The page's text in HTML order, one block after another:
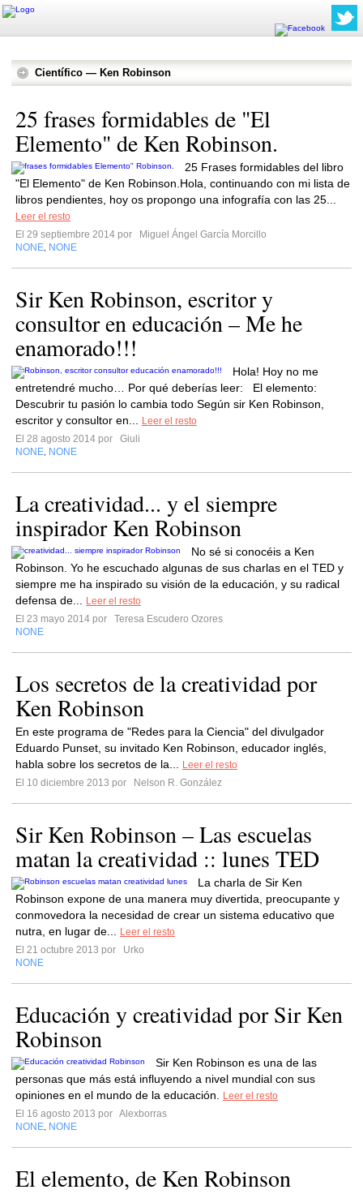
Científico — Ken Robinson
25 frases formidables de "El
Elemento" de Ken Robinson.
25 Frases formidables del libro
"El Elemento" de Ken Robinson.Hola, continuando con mi lista de
libros pendientes, hoy os propongo una infografía con las 25...
Leer el resto
El 29 septiembre 2014 por
Miguel Ángel García Morcillo
NONE NONE
Sir Ken Robinson, escritor y
consultor en educación – Me he
enamorado!!!
Hola! Hoy no me
entretendré mucho… Por qué deberías leer: El elemento:
Descubrir tu pasión lo cambia todo Según sir Ken Robinson,
escritor y consultor en...
Leer el resto
El 28 agosto 2014 por
Giuli
NONE NONE
La creatividad... y el siempre
inspirador Ken Robinson
No sé si conocéis a Ken
Robinson. Yo he escuchado algunas de sus charlas en el TED y
siempre me ha inspirado su visión de la educación, y su radical
defensa de...
Leer el resto
El 23 mayo 2014 por
Teresa Escudero Ozores
NONE
Los secretos de la creatividad por
Ken Robinson
En este programa de "Redes para la Ciencia" del divulgador
Eduardo Punset, su invitado Ken Robinson, educador inglés,
habla sobre los secretos de la...
Leer el resto
El 10 diciembre 2013 por
Nelson R. González
Sir Ken Robinson – Las escuelas
matan la creatividad :: lunes TED
La charla de Sir Ken
Robinson expone de una manera muy divertida, preocupante y
conmovedora la necesidad de crear un sistema educativo que
nutra, en lugar de...
Leer el resto
El 21 octubre 2013 por
Urko
NONE
Educación y creatividad por Sir Ken
Robinson
Sir Ken Robinson es una de las
personas que más está influyendo a nivel mundial con sus
opiniones en el mundo de la educación.
Leer el resto
El 16 agosto 2013 por Alexborras
NONE NONE
El elemento, de Ken Robinson